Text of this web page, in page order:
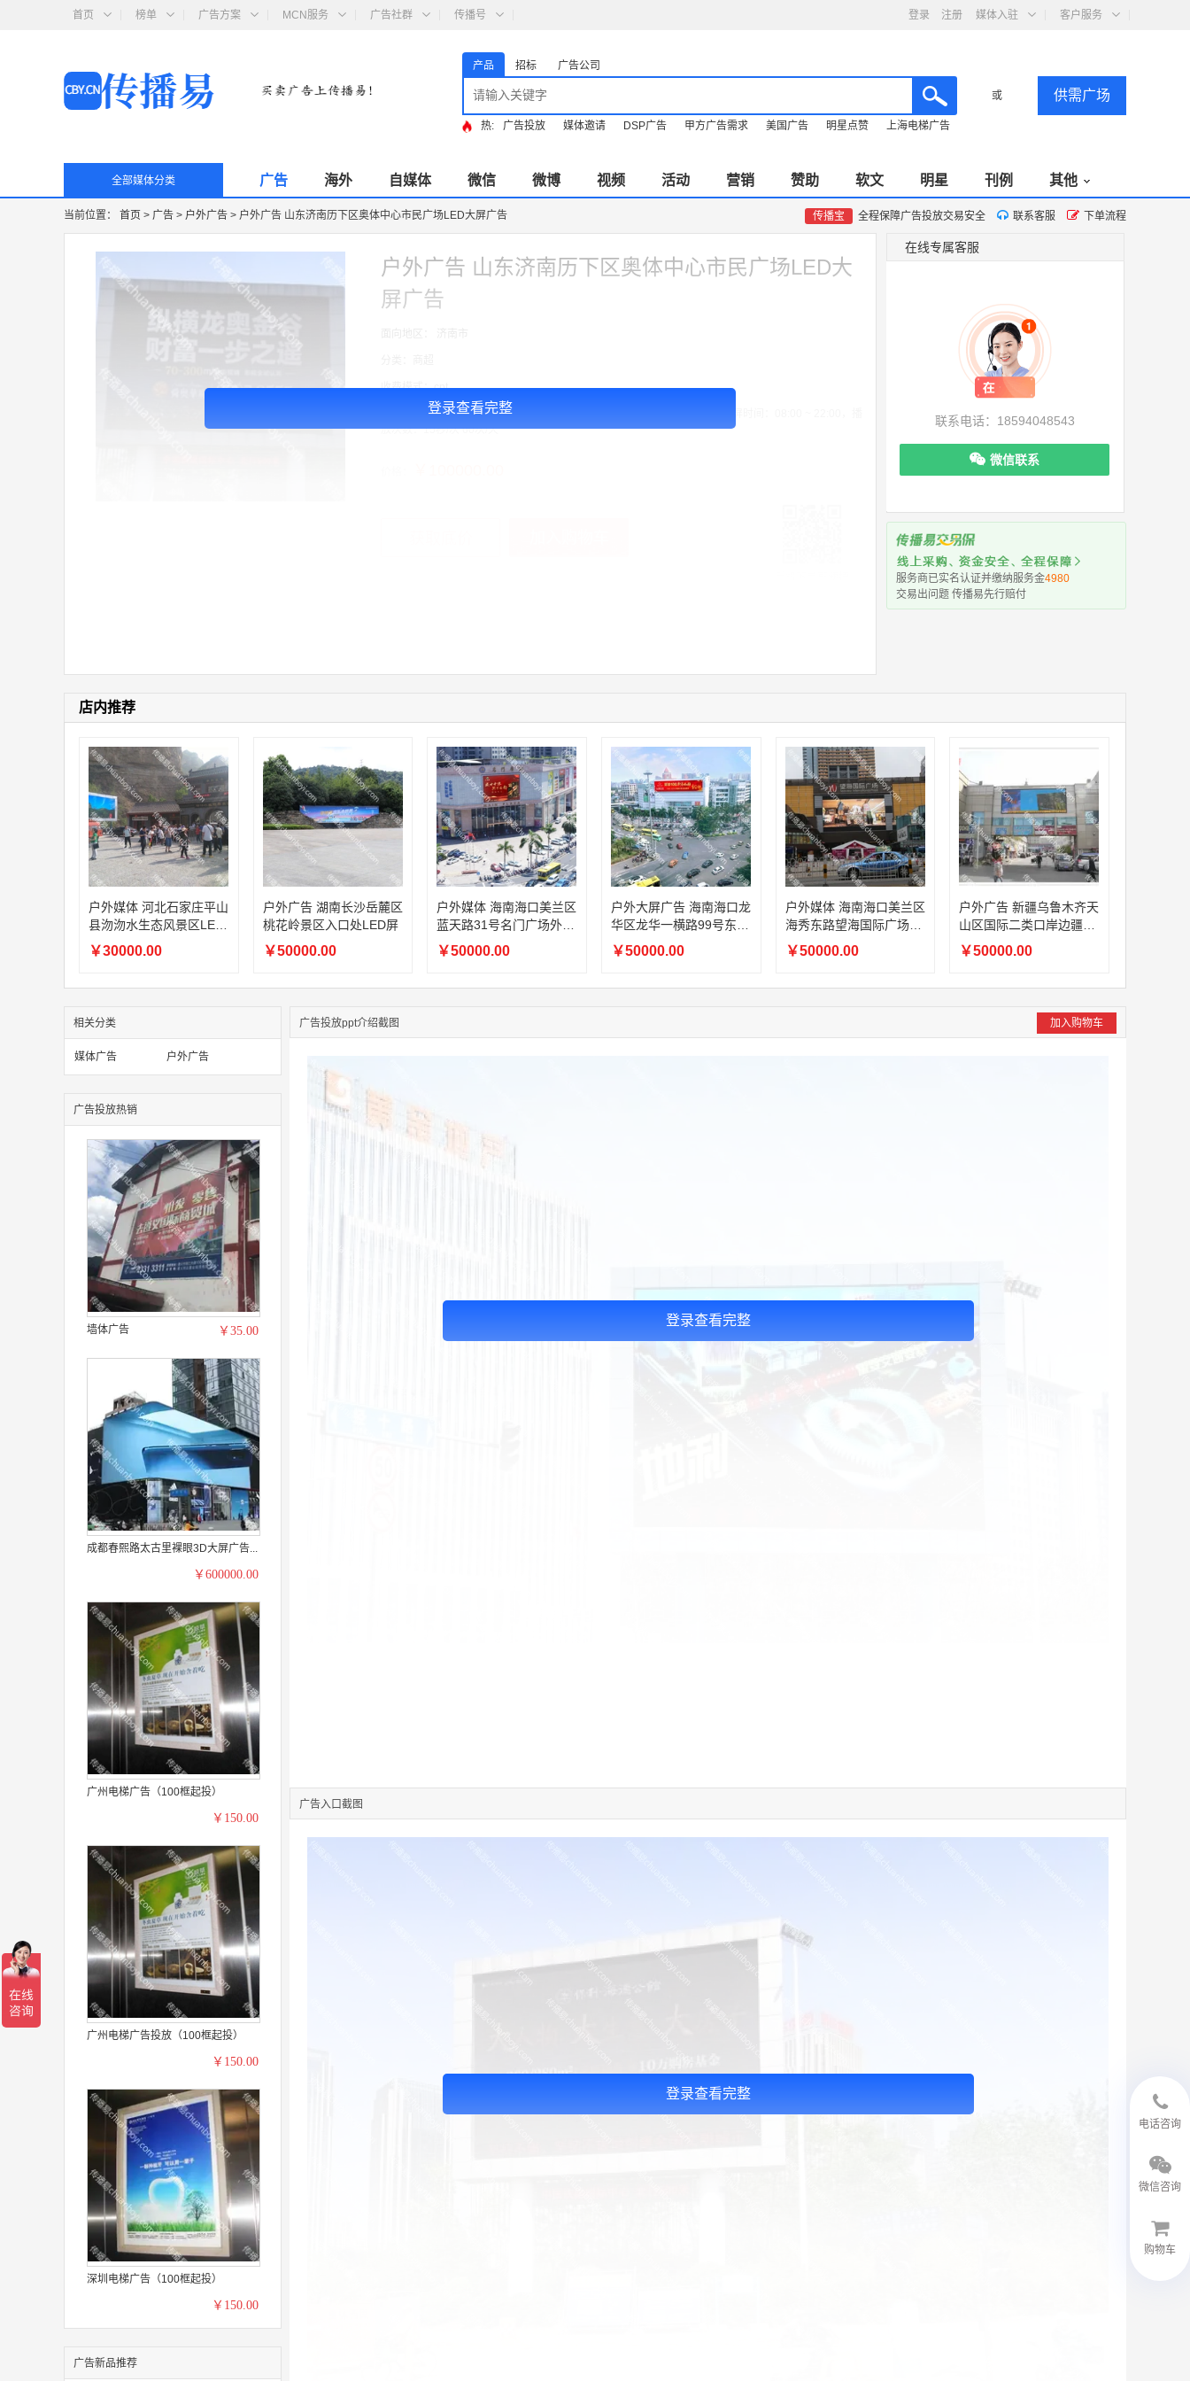
首页 榜单 广告方案 MCN服务 广告社群 传播号 登录 注册 媒体入驻 客户服务
产品 招标 广告公司
或 供需广场
热: 广告投放 媒体邀请 DSP广告 甲方广告需求 美国广告 明星点赞 上海电梯广告
全部媒体分类 广告 海外 自媒体 微信 微博 视频 活动 营销 赞助 软文 明星 刊例 其他
当前位置： 首页 > 广告 > 户外广告 > 户外广告 山东济南历下区奥体中心市民广场LED大屏广告 传播宝 全程保障广告投放交易安全 联系客服 下单流程
登录查看完整
户外广告 山东济南历下区奥体中心市民广场LED大
屏广告
收费模式：cpt
广告投放注意事项：媒体尺寸：18m（宽）×11.56m（高）= 208.08m²，开屏时间：08:00 ~ 22:00，播
放次数：15秒/次 60次/天
04:09:07 182****6963 联系了该媒体所在商家
11:44:28 130****3379 联系了该媒体所在商家
08:36:41
191****0991 联系了该媒体所在商家
05:24:34 186****8762 联系了该媒体所在商家
06:11:20 166****9198 联系了该媒体所在商家
05:17:23 182****1341 联系了该媒体所在商家
05:13:40 159****9700 联系了该媒体所在商家
08:52:47 155****6115 联系了该媒体所在商家
03:27:46 181****7631 联系了该媒体所在商家
03:18:49 173****0620
联系了该媒体所在商家
03:42:33 158****0746 联系了该媒体所在商家
在线专属客服
联系电话：18594048543
微信联系
服务商已实名认证并缴纳服务金4980
交易出问题 传播易先行赔付
店内推荐
户外媒体 河北石家庄平山
县沕沕水生态风景区LED
屏
￥30000.00
户外广告 湖南长沙岳麓区
桃花岭景区入口处LED屏
￥50000.00
户外媒体 海南海口美兰区
蓝天路31号名门广场外墙
商超卖场LED屏
￥50000.00
户外大屏广告 海南海口龙
华区龙华一横路99号东方
广场外墙LED屏
￥50000.00
户外媒体 海南海口美兰区
海秀东路望海国际广场LE
D屏
￥50000.00
户外广告 新疆乌鲁木齐天
山区国际二类口岸边疆宾
馆市场内一期市场与二期
市场之间LED屏
￥50000.00
相关分类
媒体广告 户外广告
广告投放热销
墙体广告 ￥35.00
成都春熙路太古里裸眼3D大屏广告...
￥600000.00
广州电梯广告（100框起投）
￥150.00
广州电梯广告投放（100框起投）
￥150.00
深圳电梯广告（100框起投）
￥150.00
广告新品推荐
广告投放ppt介绍截图 加入购物车
登录查看完整
广告入口截图
登录查看完整
电话咨询
微信咨询
购物车